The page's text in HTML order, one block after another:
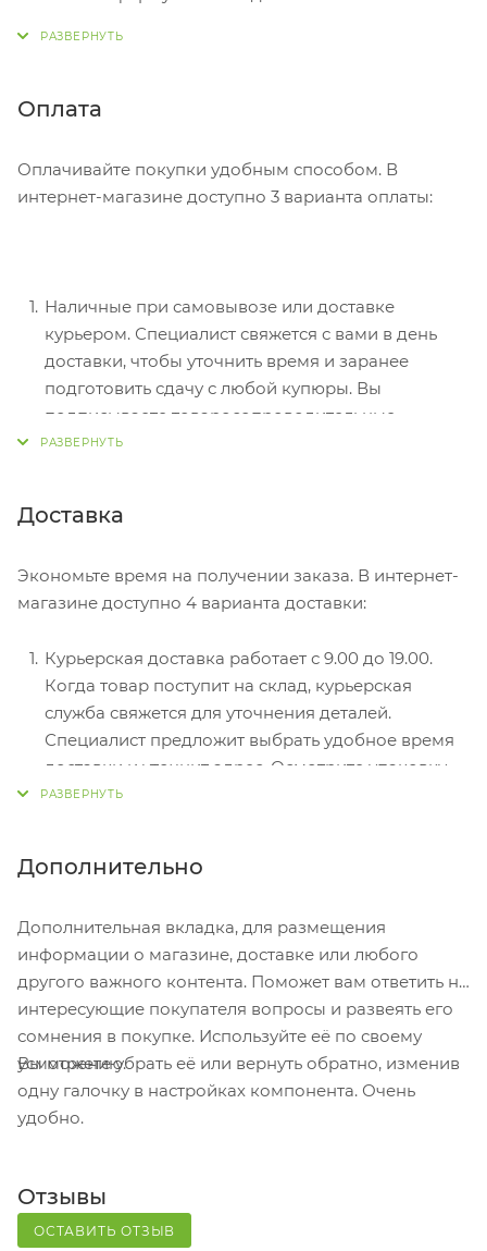
Нажмите кнопку «Оформить заказ».
Оплата
Оплачивайте покупки удобным способом. В
интернет-магазине доступно 3 варианта оплаты:
Наличные при самовывозе или доставке
курьером. Специалист свяжется с вами в день
доставки, чтобы уточнить время и заранее
подготовить сдачу с любой купюры. Вы
подписываете товаросопроводительные
документы, вносите денежные средства,
перенаправит вас на сервер системы ASSIST.
Здесь нужно ввести номер карты, срок действия
Электронные системы при онлайн-заказе:
PayPal, WebMoney и Яндекс.Деньги. Для
совершения покупки система перенаправит вас
на страницу платежного сервиса. Здесь
необходимо заполнить форму по инструкции.
Доставка
Экономьте время на получении заказа. В интернет-
магазине доступно 4 варианта доставки:
Курьерская доставка работает с 9.00 до 19.00.
Когда товар поступит на склад, курьерская
служба свяжется для уточнения деталей.
Специалист предложит выбрать удобное время
доставки и уточнит адрес. Осмотрите упаковку
на целостность и соответствие указанной
получения заказа обратитесь к сотруднику в
кассовой зоне и назовите номер.
Постамат. Когда заказ поступит на точку, на ваш
телефон или e-mail придет уникальный код.
Заказ нужно оплатить в терминале постамата.
Срок хранения — 3 дня.
Почтовая доставка через почту России. Когда
оценить состояние коробки: вес, целостность.
Вскрывать коробку самостоятельно вы можете
Дополнительно
Дополнительная вкладка, для размещения
информации о магазине, доставке или любого
другого важного контента. Поможет вам ответить на
интересующие покупателя вопросы и развеять его
сомнения в покупке. Используйте её по своему
усмотрению.
Вы можете убрать её или вернуть обратно, изменив
одну галочку в настройках компонента. Очень
удобно.
Отзывы
ОСТАВИТЬ ОТЗЫВ